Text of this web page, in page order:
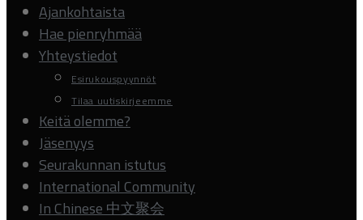
Ajankohtaista
Hae pienryhmää
Yhteystiedot
Esirukouspyynnöt
Tilaa uutiskirjeemme
Keitä olemme?
Jäsenyys
Seurakunnan istutus
International Community
In Chinese 中文聚会